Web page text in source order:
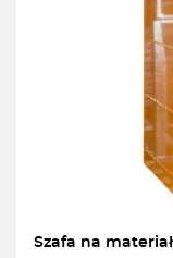
Szafa na